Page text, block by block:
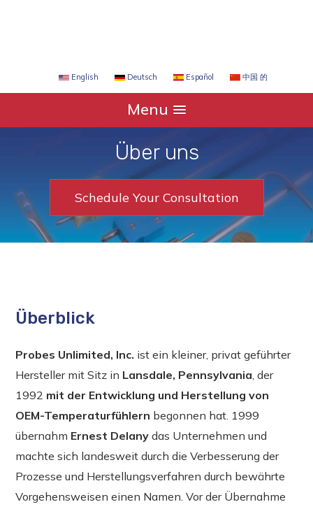
English Deutsch Español 中国 的
Menu
Über uns
Schedule Your Consultation
Überblick
Probes Unlimited, Inc. ist ein kleiner, privat geführter
Hersteller mit Sitz in Lansdale, Pennsylvania, der
1992 mit der Entwicklung und Herstellung von
OEM-Temperaturfühlern begonnen hat. 1999
übernahm Ernest Delany das Unternehmen und
machte sich landesweit durch die Verbesserung der
Prozesse und Herstellungsverfahren durch bewährte
Vorgehensweisen einen Namen. Vor der Übernahme